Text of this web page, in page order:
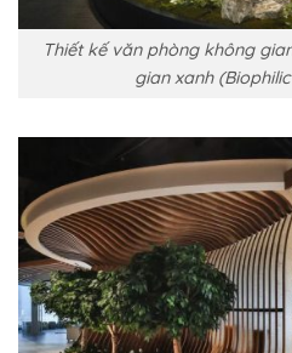
Thiết kế văn phòng không
gian xanh